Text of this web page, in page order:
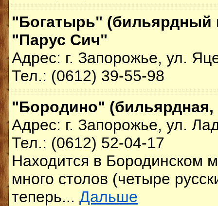
"Богатырь"
"Парус Сич"
Адрес: г. Запорожье, ул.
Тел.: (0612) 39-55-98
"Бородино" (бильярдная,
Адрес: г. Запорожье, ул.
Тел.: (0612) 52-04-17
Находится в Бородинском
много столов (четыре
теперь... Дальше